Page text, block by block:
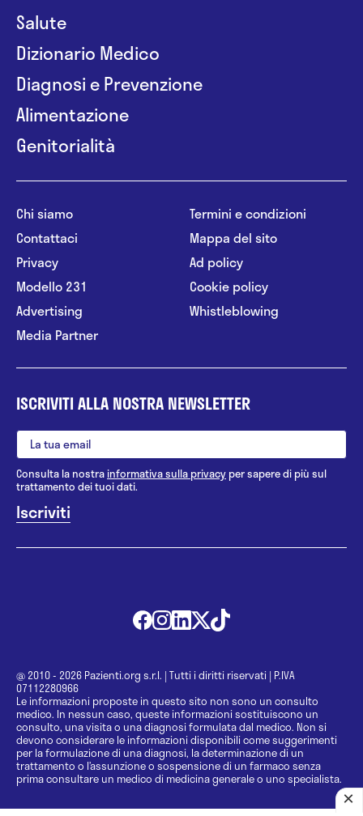
Salute
Dizionario Medico
Diagnosi e Prevenzione
Alimentazione
Genitorialità
Chi siamo
Contattaci
Privacy
Modello 231
Advertising
Media Partner
Termini e condizioni
Mappa del sito
Ad policy
Cookie policy
Whistleblowing
ISCRIVITI ALLA NOSTRA NEWSLETTER
Consulta la nostrainformativa sulla privacy per sapere di più sul
trattamento dei tuoi dati.
@ 2010 - 2026 Pazienti.org s.r.l. | Tutti i diritti riservati | P.IVA
07112280966
Le informazioni proposte in questo sito non sono un consulto
medico. In nessun caso, queste informazioni sostituiscono un
consulto, una visita o una diagnosi formulata dal medico. Non si
devono considerare le informazioni disponibili come suggerimenti
per la formulazione di una diagnosi, la determinazione di un
trattamento o l’assunzione o sospensione di un farmaco senza
prima consultare un medico di medicina generale o uno specialista.